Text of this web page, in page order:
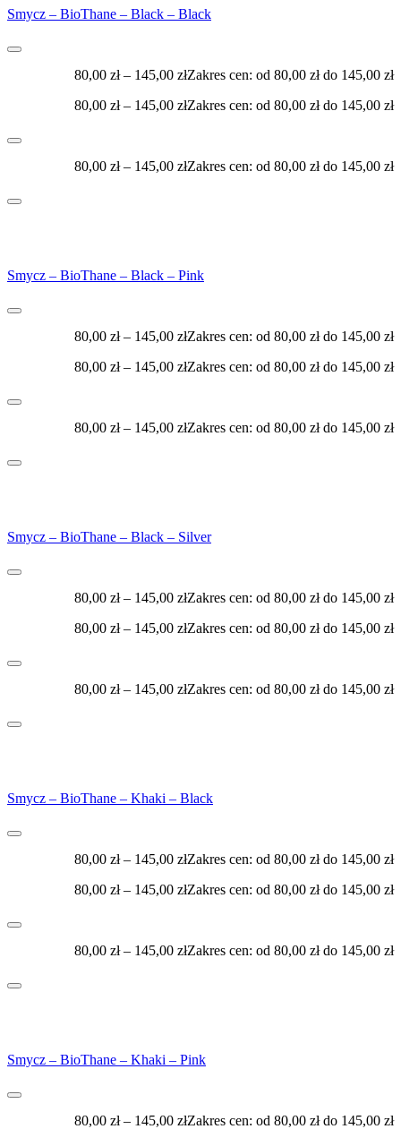
Smycz – BioThane – Black – Black
80,00 zł – 145,00 złZakres cen: od 80,00 zł do 145,00 zł
80,00 zł – 145,00 złZakres cen: od 80,00 zł do 145,00 zł
80,00 zł – 145,00 złZakres cen: od 80,00 zł do 145,00 zł
Smycz – BioThane – Black – Pink
80,00 zł – 145,00 złZakres cen: od 80,00 zł do 145,00 zł
80,00 zł – 145,00 złZakres cen: od 80,00 zł do 145,00 zł
80,00 zł – 145,00 złZakres cen: od 80,00 zł do 145,00 zł
Smycz – BioThane – Black – Silver
80,00 zł – 145,00 złZakres cen: od 80,00 zł do 145,00 zł
80,00 zł – 145,00 złZakres cen: od 80,00 zł do 145,00 zł
80,00 zł – 145,00 złZakres cen: od 80,00 zł do 145,00 zł
Smycz – BioThane – Khaki – Black
80,00 zł – 145,00 złZakres cen: od 80,00 zł do 145,00 zł
80,00 zł – 145,00 złZakres cen: od 80,00 zł do 145,00 zł
80,00 zł – 145,00 złZakres cen: od 80,00 zł do 145,00 zł
Smycz – BioThane – Khaki – Pink
80,00 zł – 145,00 złZakres cen: od 80,00 zł do 145,00 zł